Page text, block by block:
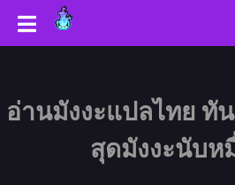
อ่านมังงะแปลไทย ทั
สุดมังงะนับห